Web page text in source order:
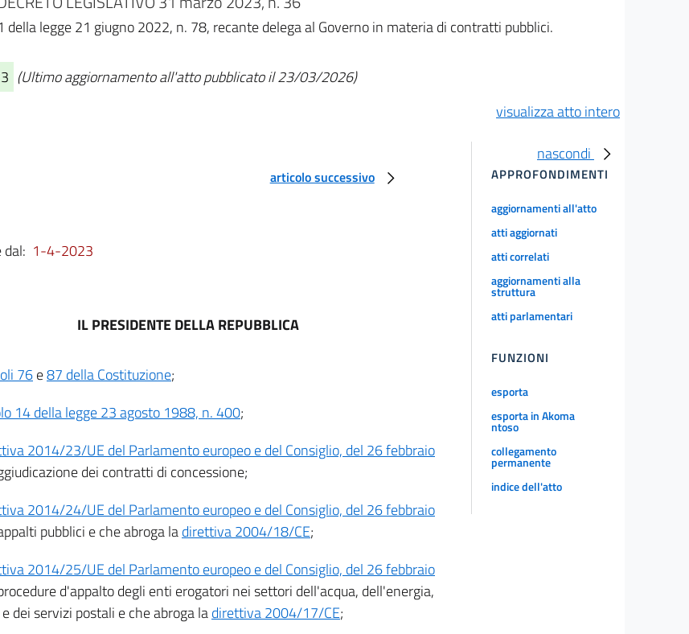
legge 21 giugno 2022, n. 78, recante delega al Governo in materia di contratti pubblici.
(Ultimo aggiornamento all'atto pubblicato il 23/03/2026)
visualizza atto intero
articolo successivo
dal: 1-4-2023
IL PRESIDENTE DELLA REPUBBLICA
76e87 della Costituzione;
14 della legge 23 agosto 1988, n. 400;
2014/23/UE del Parlamento europeo e del Consiglio, del 26 febbraio
dei contratti di concessione;
2014/24/UE del Parlamento europeo e del Consiglio, del 26 febbraio
pubblici e che abroga ladirettiva 2004/18/CE;
2014/25/UE del Parlamento europeo e del Consiglio, del 26 febbraio
d'appalto degli enti erogatori nei settori dell'acqua, dell'energia,
dei servizi postali e che abroga ladirettiva 2004/17/CE;
nascondi
APPROFONDIMENTI
aggiornamenti all'atto
atti aggiornati
atti correlati
aggiornamenti alla
struttura
atti parlamentari
FUNZIONI
esporta
esporta in Akoma
ntoso
collegamento
permanente
indice dell'atto